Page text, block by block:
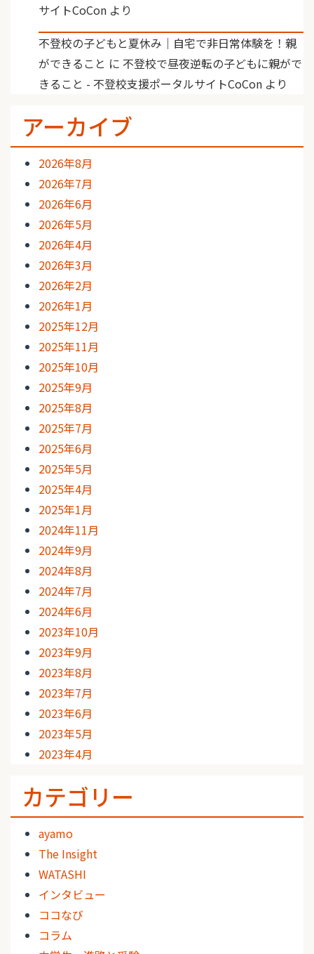
サイトCoCon より
不登校の子どもと夏休み｜自宅で非日常体験を！親
ができること に 不登校で昼夜逆転の子どもに親がで
きること - 不登校支援ポータルサイトCoCon より
アーカイブ
2026年8月
2026年7月
2026年6月
2026年5月
2026年4月
2026年3月
2026年2月
2026年1月
2025年12月
2025年11月
2025年10月
2025年9月
2025年8月
2025年7月
2025年6月
2025年5月
2025年4月
2025年1月
2024年11月
2024年9月
2024年8月
2024年7月
2024年6月
2023年10月
2023年9月
2023年8月
2023年7月
2023年6月
2023年5月
2023年4月
カテゴリー
ayamo
The Insight
WATASHI
インタビュー
ココなび
コラム